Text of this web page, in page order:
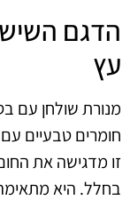
הדגם
עץ
מנורת שולחן עם
חומרים טבעיים עם
זו מדגישה את
בחלל. היא מתאימה